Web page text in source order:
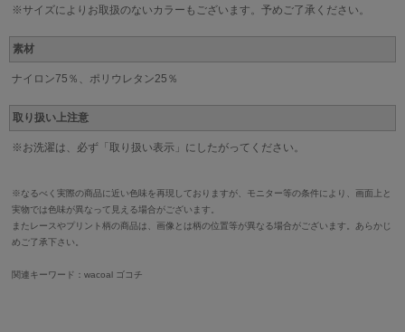
※サイズによりお取扱のないカラーもございます。予めご了承ください。
素材
ナイロン75％、ポリウレタン25％
取り扱い上注意
※お洗濯は、必ず「取り扱い表示」にしたがってください。
※なるべく実際の商品に近い色味を再現しておりますが、モニター等の条件により、画面上と
実物では色味が異なって見える場合がございます。
またレースやプリント柄の商品は、画像とは柄の位置等が異なる場合がございます。あらかじ
めご了承下さい。
関連キーワード：wacoal ゴコチ